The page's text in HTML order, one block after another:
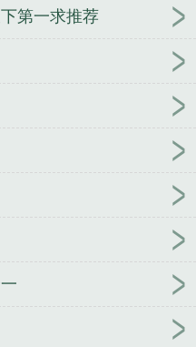
第一求推荐